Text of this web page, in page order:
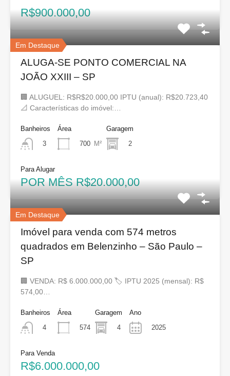
R$900.000,00
Em Destaque
ALUGA-SE PONTO COMERCIAL NA
JOÃO XXIII – SP
🏢 ALUGUEL: R$R$20.000,00 IPTU (anual): R$20.723,40
📐 Características do imóvel:…
Banheiros
3
Área
700 M²
Garagem
2
Para Alugar
POR MÊS R$20.000,00
Em Destaque
Imóvel para venda com 574 metros
quadrados em Belenzinho – São Paulo –
SP
🏢 VENDA: R$ 6.000.000,00 🏷 IPTU 2025 (mensal): R$
574,00…
Banheiros
4
Área
574
Garagem
4
Ano
2025
Para Venda
R$6.000.000,00